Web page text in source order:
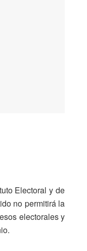
Electoral y de
no permitirá la
electorales y